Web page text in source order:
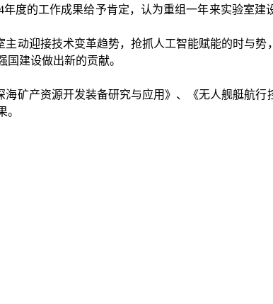
度的工作成果给予肯定，认为重组一年来实验室
迎接技术变革趋势，抢抓人工智能赋能的时与势
建设做出新的贡献。
产资源开发装备研究与应用》、《无人舰艇航行
。